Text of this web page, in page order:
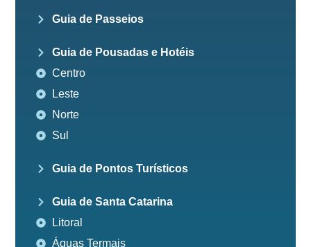
Guia de Passeios
Guia de Pousadas e Hotéis
Centro
Leste
Norte
Sul
Guia de Pontos Turísticos
Guia de Santa Catarina
Litoral
Águas Termais